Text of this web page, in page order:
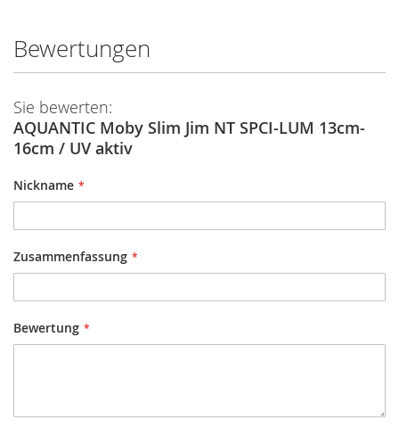
Bewertungen
Sie bewerten:
AQUANTIC Moby Slim Jim NT SPCI-LUM 13cm-
16cm / UV aktiv
Nickname
Zusammenfassung
Bewertung